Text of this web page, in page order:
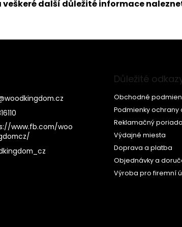
další důležité informace
woodkingdom.cz
www.fb.com/woo
Důležité
Obchodné
Podmienky
Reklamačný
Výdajné miesta
Doprava a platba
Objednávky a
Výroba pro firemní